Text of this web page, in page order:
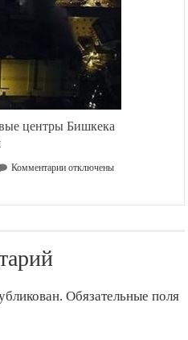
центры Бишкека
Комментариик
проводить
отключены
Обязательные поля